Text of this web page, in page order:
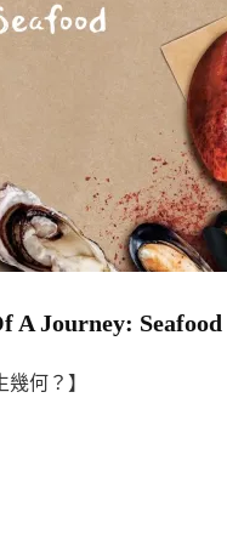
A Journey: Seafood
何？】